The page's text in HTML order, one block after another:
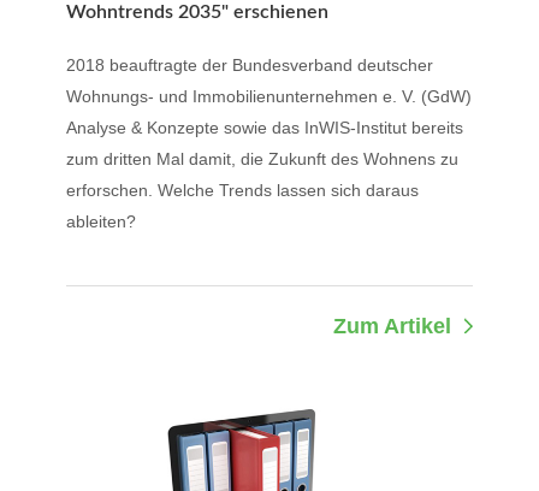
Wohntrends 2035" erschienen
2018 beauftragte der Bundesverband deutscher
Wohnungs- und Immobilienunternehmen e. V. (GdW)
Analyse & Konzepte sowie das InWIS-Institut bereits
zum dritten Mal damit, die Zukunft des Wohnens zu
erforschen. Welche Trends lassen sich daraus
ableiten?
Zum Artikel